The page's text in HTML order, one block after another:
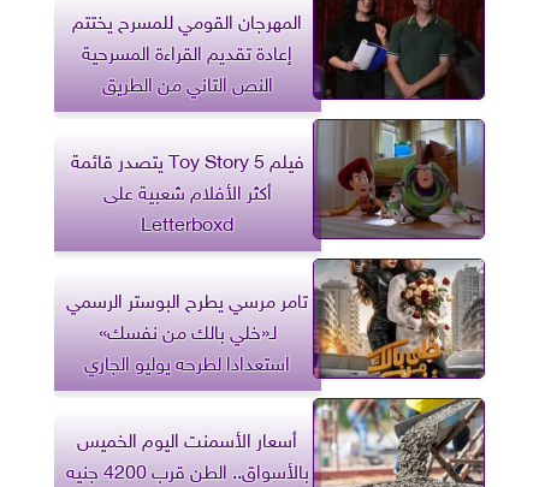
المهرجان القومي للمسرح يختتم
إعادة تقديم القراءة المسرحية
النص التاني من الطريق
فيلم Toy Story 5 يتصدر قائمة
أكثر الأفلام شعبية على
Letterboxd
تامر مرسي يطرح البوستر الرسمي
لـ«خلي بالك من نفسك»
استعدادا لطرحه يوليو الجاري
أسعار الأسمنت اليوم الخميس
بالأسواق.. الطن قرب 4200 جنيه